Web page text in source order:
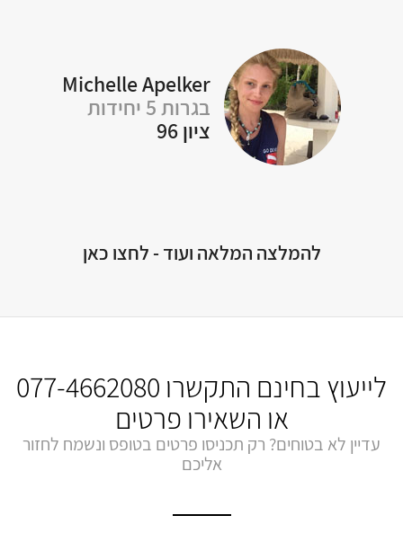
Michelle Apelker
בגרות 5 יחידות
ציון 96
להמלצה המלאה ועוד - לחצו כאן
לייעוץ בחינם התקשרו 077-4662080
או השאירו פרטים
עדיין לא בטוחים? רק תכניסו פרטים בטופס ונשמח לחזור
אליכם